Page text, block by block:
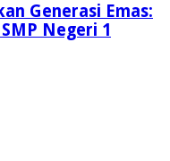
Generasi Emas:
Negeri 1